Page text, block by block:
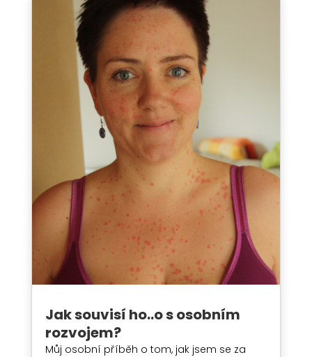
Jak souvisí ho..o s osobním
rozvojem?
Můj osobní příběh o tom, jak jsem se za